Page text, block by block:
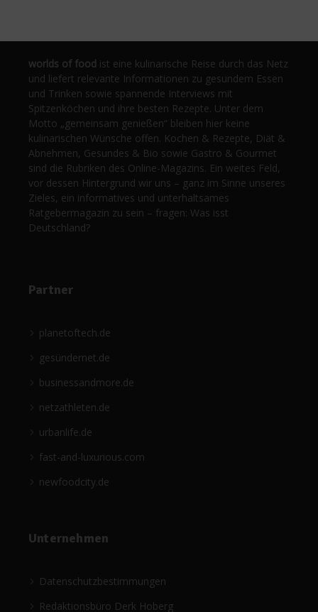
worlds of food ist eine kulinarische Reise durch das Netz
und liefert relevante Informationen zu gesundem Essen
und Trinken sowie spannende Interviews mit
Spitzenköchen und ihre besten Rezepte. Unter dem
Motto „gemeinsam genießen“ bleiben hier keine
kulinarischen Wünsche offen. Kochen & Rezepte, Diät &
Abnehmen, Gesundes & Bio sowie Gastro & Gourmet
sind die Rubriken des Online-Magazins. Ein weites Feld,
vor dessen Hintergrund wir uns – ganz im Sinne unseres
Zieles, ein informatives und unterhaltsames
Ratgebermagazin zu sein – fragen: Was isst
Deutschland?
Partner
planetoftech.de
gesündernet.de
businessandmore.de
netzathleten.de
urbanlife.de
fast-and-luxurious.com
newfoodcity.de
Unternehmen
Datenschutzbestimmungen
Redaktionsbüro Derk Hoberg